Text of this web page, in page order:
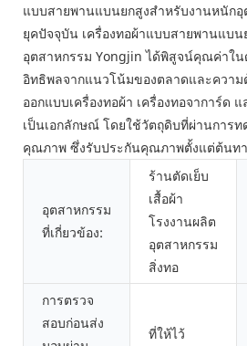
แบบสายพานแบนยกสูงสำหรับงานหนัก
ยุคปัจจุบัน เครื่องทอผ้าแบบสายพานแบ
อุตสาหกรรม Yongjin ได้พิสูจน์คุณค่าใน
อิทธิพลจากแนวโน้มของตลาดและความ
ออกแบบเครื่องทอผ้า เครื่องทอจาการ์ด
เป็นเอกลักษณ์ โดยใช้วัตถุดิบที่ผ่านการ
คุณภาพ ซึ่งรับประกันคุณภาพตั้งแต่ต้นท
อุตสาหกรรม
ที่เกี่ยวข้อง:
ร้านตัดเย็บ
เสื้อผ้า
โรงงานผลิต
อุตสาหกรรม
สิ่งทอ
การตรวจ
สอบก่อนส่ง
ที่ให้ไว้